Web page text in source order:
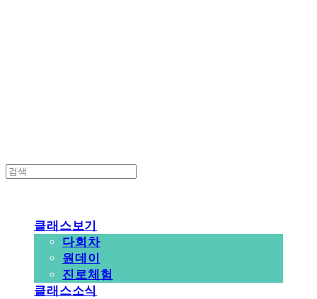
클래스보기
다회차
원데이
진로체험
클래스소식